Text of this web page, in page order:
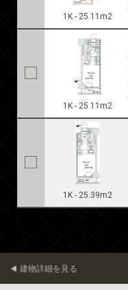
1K - 25.11m2
1K - 25.11m2
1K - 25.39m2
建物詳細を見る